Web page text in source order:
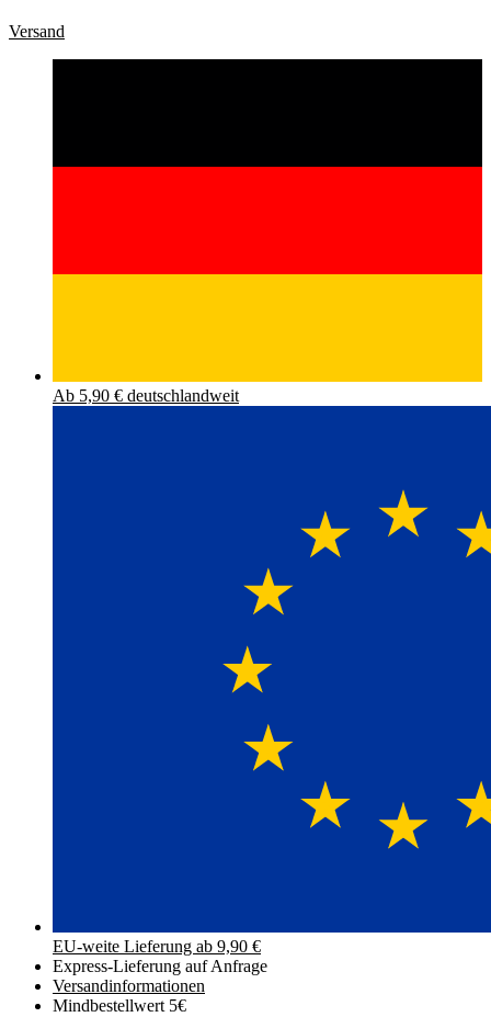
Versand
Ab 5,90 € deutschlandweit
EU-weite Lieferung ab 9,90 €
Express-Lieferung auf Anfrage
Versand­informationen
Mindbestellwert 5€